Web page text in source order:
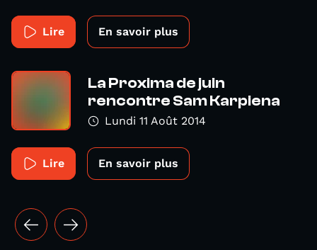
Lire En savoir plus
La Proxima de juin
rencontre Sam Karpiena
Lundi 11 Août 2014
Lire En savoir plus